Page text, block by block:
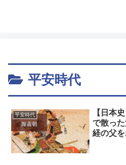
平安時代
平安時代
【日本
で散っ
経の父